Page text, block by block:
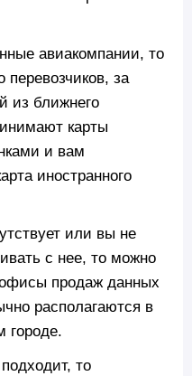
авиакомпании, то
за
из ближнего
карты
и вам
иностранного
или вы не
с нее, то можно
продаж данных
располагаются в
городе.
то